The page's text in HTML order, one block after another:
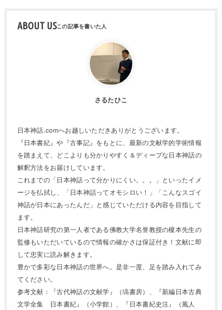
ABOUT US
さるたひこ
日本神話.comへお越しいただきありがとうございます。
『日本書紀』や『古事記』をもとに、最新の文献学的学術情報
を踏まえて、どこよりも分かりやすく＆ディープな日本神話の
解釈方法をお届けしています。
これまでの「日本神話って分かりにくい。。。」といったイメ
ージを払拭し、「日本神話ってオモシロい！」「こんなスゴイ
神話が日本にあったんだ」と感じていただける内容を目指して
ます。
日本神話研究の第一人者である佛教大学名誉教授の榎本先生の
監修もいただいているので情報の確かさは保証付き！文献に即
して忠実に読み解きます。
豊かで多彩な日本神話の世界へ。是非一度、足を踏み入れてみ
てください。
参考文献：『古代神話の文献学』（塙書房）、『新編日本古典
文学全集 日本書紀』（小学館）、『日本書紀史注』（風人